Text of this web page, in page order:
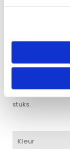
Meest
Geschikt
De profielen
stuks.
Kleur